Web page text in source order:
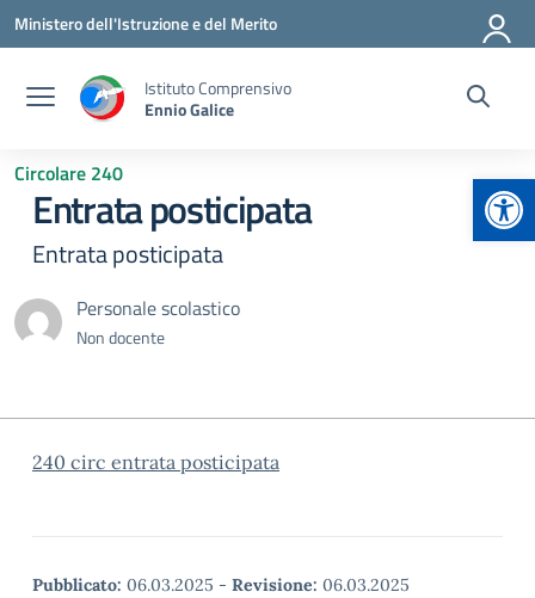
Vai ai contenuti
Vai al menu di navigazione
Vai al footer
Ministero dell'Istruzione e del Merito
Istituto Comprensivo
Ennio Galice
Circolare 240
Entrata posticipata
Entrata posticipata
Personale scolastico
Non docente
240 circ entrata posticipata
Pubblicato: 06.03.2025 - Revisione: 06.03.2025